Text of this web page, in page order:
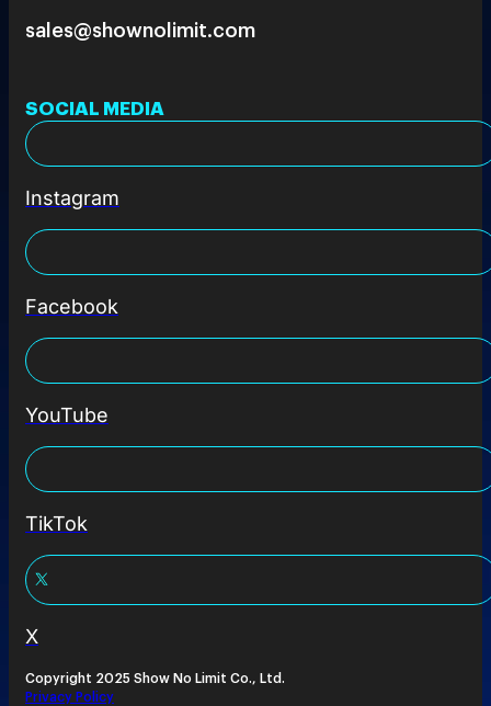
sales@shownolimit.com
SOCIAL MEDIA
Instagram
Facebook
YouTube
TikTok
X
Copyright 2025 Show No Limit Co., Ltd.
Privacy Policy